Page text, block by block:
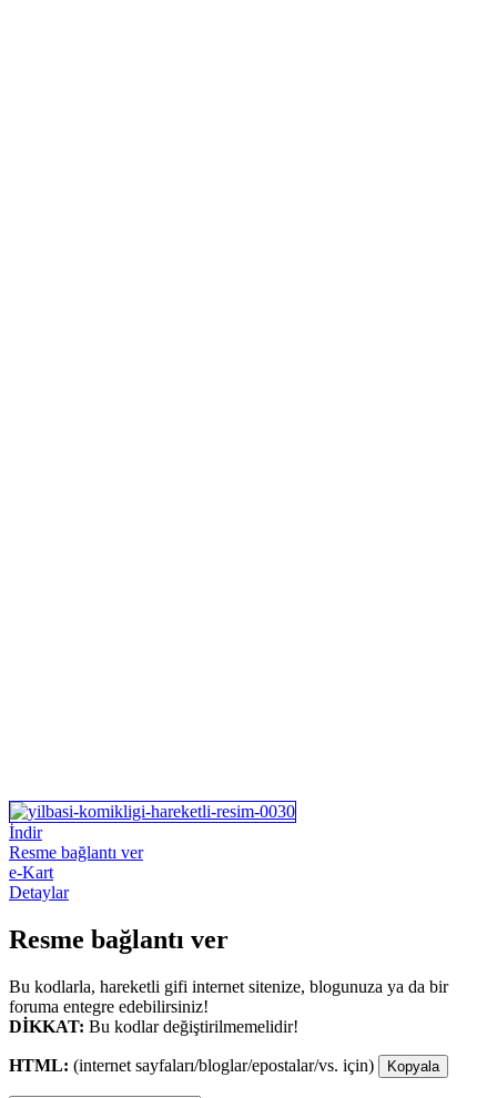
İndir
Resme bağlantı ver
e-Kart
Detaylar
Resme bağlantı ver
Bu kodlarla, hareketli gifi internet sitenize, blogunuza ya da bir
foruma entegre edebilirsiniz!
DİKKAT: Bu kodlar değiştirilmemelidir!
HTML: (internet sayfaları/bloglar/epostalar/vs. için) Kopyala